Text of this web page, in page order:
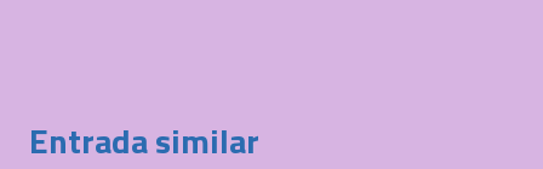
Entrada similar